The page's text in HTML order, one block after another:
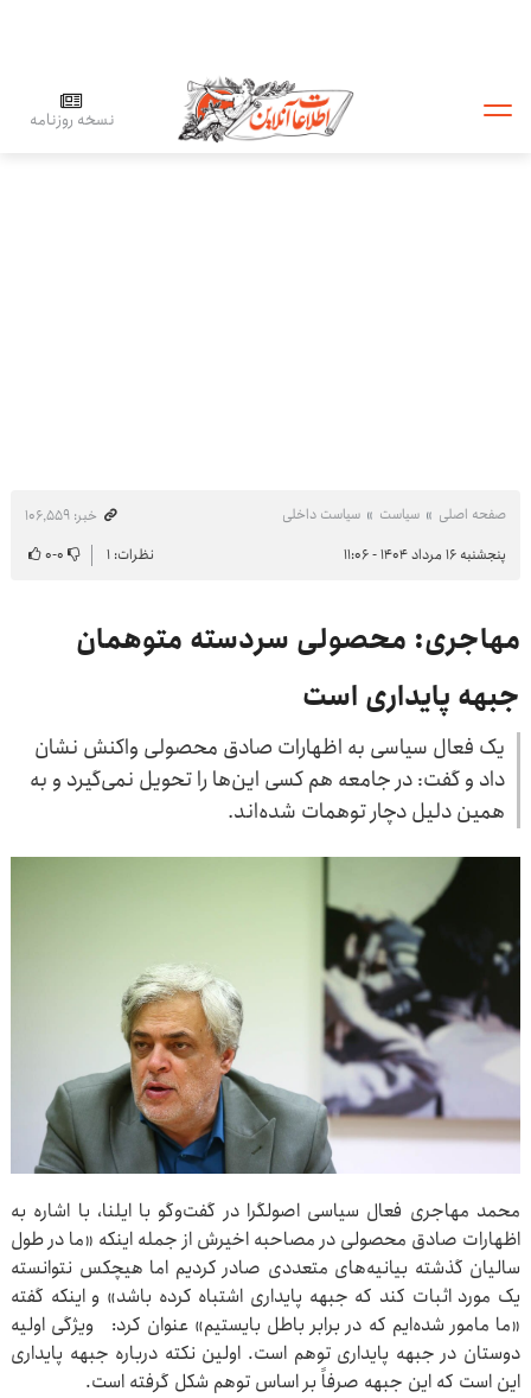
نسخه روزنامه
صفحه اصلی سیاست سیاست داخلی
خبر: ۱۰۶٬۵۵۹
پنجشنبه ۱۶ مرداد ۱۴۰۴ - ۱۱:۰۶
نظرات: ۱ ۰-۰
مهاجری: محصولی سردسته متوهمان
جبهه پایداری است
یک فعال سیاسی به اظهارات صادق محصولی واکنش نشان
داد و گفت: در جامعه هم کسی این‌ها را تحویل نمی‌گیرد و به
همین دلیل دچار توهمات شده‌اند.
محمد مهاجری فعال سیاسی اصولگرا در گفت‌وگو با ایلنا، با اشاره به
اظهارات صادق محصولی در مصاحبه اخیرش از جمله اینکه «ما در طول
سالیان گذشته بیانیه‌های متعددی صادر کردیم اما هیچکس نتوانسته
یک مورد اثبات کند که جبهه پایداری اشتباه کرده باشد» و اینکه گفته
«ما مامور شده‌ایم که در برابر باطل بایستیم» عنوان کرد: ویژگی اولیه
دوستان در جبهه پایداری توهم است. اولین نکته درباره جبهه پایداری
این است که این جبهه صرفاً بر اساس توهم شکل گرفته است.